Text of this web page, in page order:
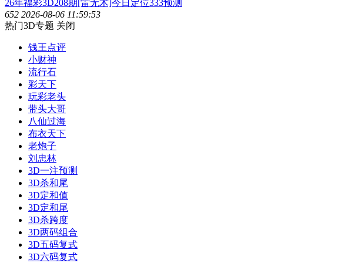
26年福彩3D208期[雷无术]今日定位333预测
652 2026-08-06 11:59:53
热门3D专题 关闭
钱王点评
小财神
流行石
彩天下
玩彩老头
带头大哥
八仙过海
布衣天下
老炮子
刘忠林
3D一注预测
3D杀和尾
3D定和值
3D定和尾
3D杀跨度
3D两码组合
3D五码复式
3D六码复式